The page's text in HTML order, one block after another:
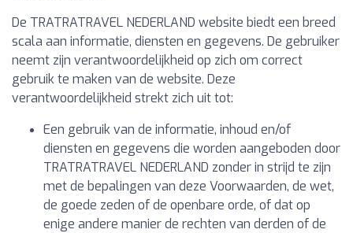
De TRATRATRAVEL NEDERLAND website biedt een breed
scala aan informatie, diensten en gegevens. De gebruiker
neemt zijn verantwoordelijkheid op zich om correct
gebruik te maken van de website. Deze
verantwoordelijkheid strekt zich uit tot:
Een gebruik van de informatie, inhoud en/of
diensten en gegevens die worden aangeboden door
TRATRATRAVEL NEDERLAND zonder in strijd te zijn
met de bepalingen van deze Voorwaarden, de wet,
de goede zeden of de openbare orde, of dat op
enige andere manier de rechten van derden of de